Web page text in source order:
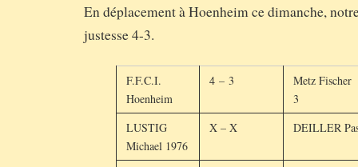
En déplacement à Hoenheim ce dimanche,
justesse 4-3.
F.F.C.I.
Hoenheim
4 – 3
Metz Fischer
3
LUSTIG
Michael 1976
X – X DEILLER